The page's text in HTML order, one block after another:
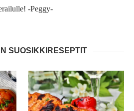
-Peggy-
SUOSIKKIRESEPTIT